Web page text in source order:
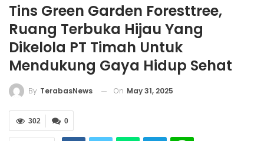
Tins Green Garden Foresttree,
Ruang Terbuka Hijau Yang
Dikelola PT Timah Untuk
Mendukung Gaya Hidup Sehat
By TerabasNews On May 31, 2025
0
302